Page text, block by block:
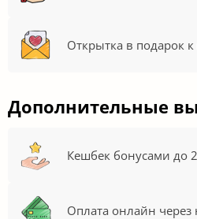
Открытка в подарок
Дополнительные
Кешбек бонусами до
Оплата онлайн